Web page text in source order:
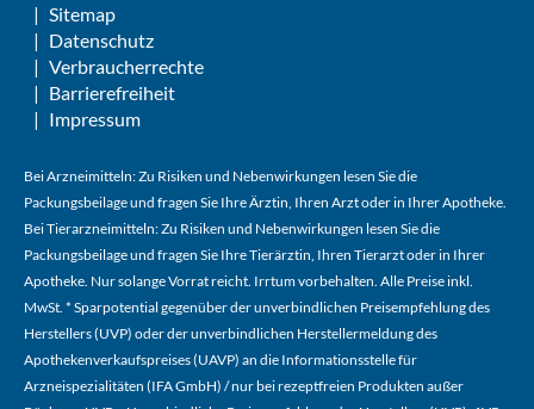
Sitemap
Datenschutz
Verbraucherrechte
Barrierefreiheit
Impressum
Bei Arzneimitteln: Zu Risiken und Nebenwirkungen lesen Sie die
Packungsbeilage und fragen Sie Ihre Ärztin, Ihren Arzt oder in Ihrer Apotheke.
Bei Tierarzneimitteln: Zu Risiken und Nebenwirkungen lesen Sie die
Packungsbeilage und fragen Sie Ihre Tierärztin, Ihren Tierarzt oder in Ihrer
Apotheke. Nur solange Vorrat reicht. Irrtum vorbehalten. Alle Preise inkl.
MwSt. * Sparpotential gegenüber der unverbindlichen Preisempfehlung des
Herstellers (UVP) oder der unverbindlichen Herstellermeldung des
Apothekenverkaufspreises (UAVP) an die Informationsstelle für
Arzneispezialitäten (IFA GmbH) / nur bei rezeptfreien Produkten außer